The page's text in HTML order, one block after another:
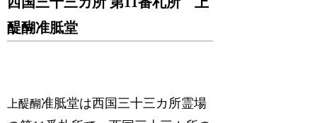
醍醐准胝堂
上醍醐准胝堂は西国三十三カ所霊場